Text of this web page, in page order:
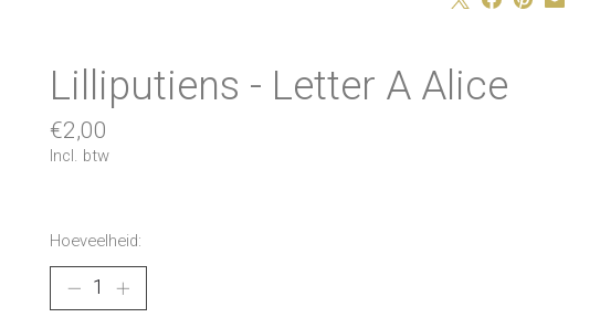
Lilliputiens - Letter A Alice
€2,00
Incl. btw
Hoeveelheid: